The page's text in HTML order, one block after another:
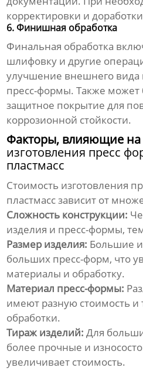
корректировки и
6. Финишная обработка
Финальная обработка
шлифовку и другие
улучшение внешнего вида
пресс-формы. Также может
защитное покрытие для
коррозионной стойкости.
Факторы, влияющие на
изготовления пресс
пластмасс
Стоимость изготовления
пластмассзависит от
Сложность конструкции:
изделия и пресс-формы,
Размер изделия: Большие
больших пресс-форм, что
материалы и обработку.
Материал пресс-формы:
имеют разную стоимость и
обработки.
Тираж изделий: Для
более прочные и
увеличивает стоимость.